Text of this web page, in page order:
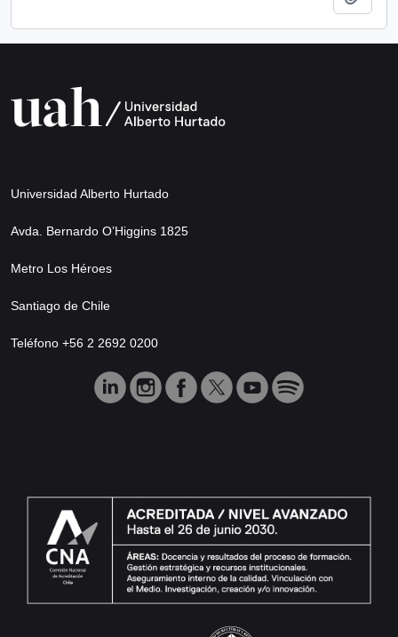
Universidad Alberto Hurtado
Avda. Bernardo O’Higgins 1825
Metro Los Héroes
Santiago de Chile
Teléfono +56 2 2692 0200